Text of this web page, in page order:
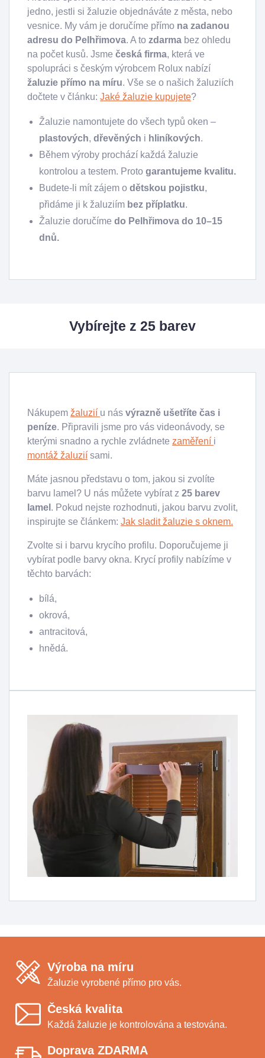
jedno, jestli si žaluzie objednáváte z města, nebo
vesnice. My vám je doručíme přímo na zadanou
adresu do Pelhřimova. A to zdarma bez ohledu
na počet kusů. Jsme česká firma, která ve
spolupráci s českým výrobcem Rolux nabízí
žaluzie přímo na míru. Vše se o našich žaluziích
dočtete v článku: Jaké žaluzie kupujete?
Žaluzie namontujete do všech typů oken –
plastových, dřevěných i hliníkových.
Během výroby prochází každá žaluzie
kontrolou a testem. Proto garantujeme kvalitu.
Budete-li mít zájem o dětskou pojistku,
přidáme ji k žaluziím bez příplatku.
Žaluzie doručíme do Pelhřimova do 10–15
dnů.
Vybírejte z 25 barev
Nákupem žaluzií u nás výrazně ušetříte čas i
peníze. Připravili jsme pro vás videonávody, se
kterými snadno a rychle zvládnete zaměření i
montáž žaluzií sami.
Máte jasnou představu o tom, jakou si zvolíte
barvu lamel? U nás můžete vybírat z 25 barev
lamel . Pokud nejste rozhodnuti, jakou barvu zvolit,
inspirujte se článkem: Jak sladit žaluzie s oknem.
Zvolte si i barvu krycího profilu. Doporučujeme ji
vybírat podle barvy okna. Krycí profily nabízíme v
těchto barvách:
bílá,
okrová,
antracitová,
hnědá.
Výroba na míru
Žaluzie vyrobené přímo pro vás.
Česká kvalita
Každá žaluzie je kontrolována a testována.
Doprava ZDARMA